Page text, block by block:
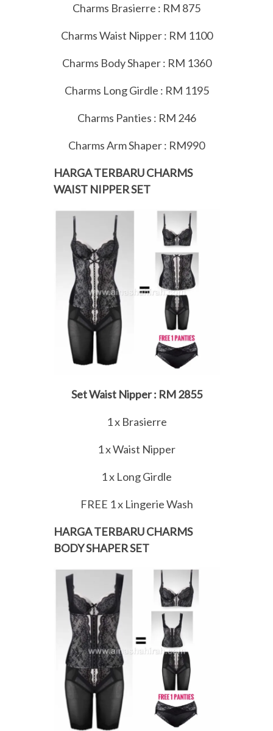
Charms Brasierre : RM 875
Charms Waist Nipper : RM 1100
Charms Body Shaper : RM 1360
Charms Long Girdle : RM 1195
Charms Panties : RM 246
Charms Arm Shaper : RM990
HARGA TERBARU CHARMS
WAIST NIPPER SET
Set Waist Nipper : RM 2855
1 x Brasierre
1 x Waist Nipper
1 x Long Girdle
FREE 1 x Lingerie Wash
HARGA TERBARU CHARMS
BODY SHAPER SET